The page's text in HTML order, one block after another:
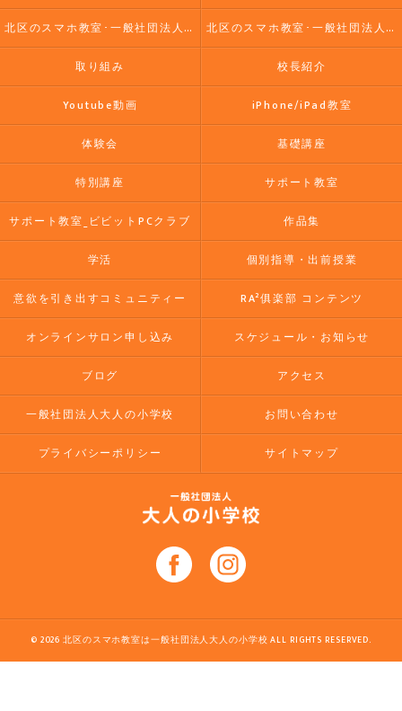
北区のスマホ教室･一般社団法人大人の小学校の評判 北区のスマホ教室･一般社団法人大人の小学校のお客様の声
取り組み 校長紹介
Youtube動画 iPhone/iPad教室
体験会 基礎講座
特別講座 サポート教室
サポート教室_ビビットPCクラブ 作品集
学活 個別指導・出前授業
意欲を引き出すコミュニティー RA²俱楽部 コンテンツ
オンラインサロン申し込み スケジュール・お知らせ
ブログ アクセス
一般社団法人大人の小学校 お問い合わせ
プライバシーポリシー サイトマップ
© 2026 北区のスマホ教室は一般社団法人大人の小学校 ALL RIGHTS RESERVED.